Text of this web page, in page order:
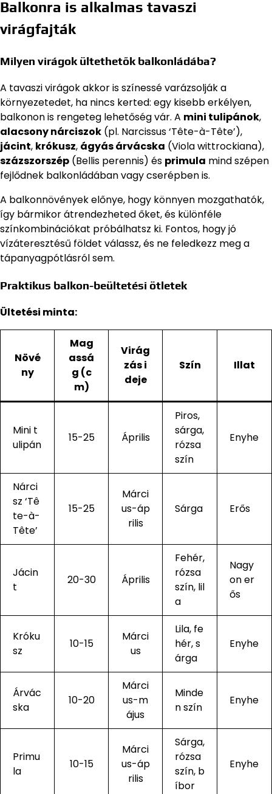
Balkonra is alkalmas tavaszi
virágfajták
Milyen virágok ültethetők balkonládába?
A tavaszi virágok akkor is színessé varázsolják a
környezetedet, ha nincs kerted: egy kisebb erkélyen,
balkonon is rengeteg lehetőség vár. A mini tulipánok,
alacsony nárciszok (pl. Narcissus ‘Tête-à-Tête’),
jácint, krókusz, ágyás árvácska (Viola wittrockiana),
százszorszép (Bellis perennis) és primula mind szépen
fejlődnek balkonládában vagy cserépben is.
A balkonnövények előnye, hogy könnyen mozgathatók,
így bármikor átrendezheted őket, és különféle
színkombinációkat próbálhatsz ki. Fontos, hogy jó
vízáteresztésű földet válassz, és ne feledkezz meg a
tápanyagpótlásról sem.
Praktikus balkon-beültetési ötletek
Ültetési minta:
Növé
ny
Mag
assá
g (c
m)
Virág
zás i
deje
Szín Illat
Mini t
ulipán
15-25 Április
Piros,
sárga,
rózsa
szín
Enyhe
Nárci
sz ‘Tê
te-à-
Tête’
15-25
Márci
us-áp
rilis
Sárga Erős
Jácin
t
20-30 Április
Fehér,
rózsa
szín, lil
a
Nagy
on er
ős
Króku
sz
10-15
Márci
us
Lila, fe
hér, s
árga
Enyhe
Árvác
ska
10-20
Márci
us-m
ájus
Minde
n szín
Enyhe
Primu
la
10-15
Márci
us-áp
rilis
Sárga,
rózsa
szín, b
íbor
Enyhe